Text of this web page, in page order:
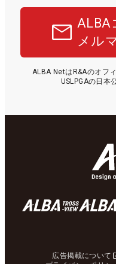
ALBA
メル
ALBA NetはR&Aのオフ
USLPGAの日本
広告掲載について